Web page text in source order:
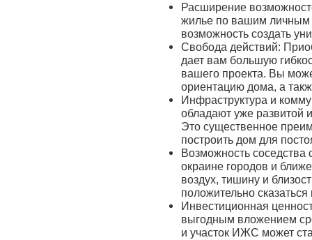
Расширение
жилье по вашим личным
возможность создать
Свобода действий:
дает вам большую
вашего проекта. Вы
ориентацию дома, а
Инфраструктура и
обладают уже развитой
Это существенное
построить дом для
Возможность
окраине городов и
воздух, тишину и
положительно
Инвестиционная
выгодным вложением
и участок ИЖС может